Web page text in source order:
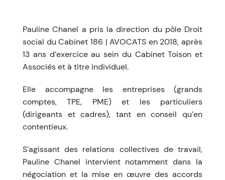
Pauline Chanel a pris la direction du pôle Droit
social du Cabinet 186 | AVOCATS en 2018, après
13 ans d’exercice au sein du Cabinet Toison et
Associés et à titre individuel.
Elle accompagne les entreprises (grands
comptes, TPE, PME) et les particuliers
(dirigeants et cadres), tant en conseil qu’en
contentieux.
S’agissant des relations collectives de travail,
Pauline Chanel intervient notamment dans la
négociation et la mise en œuvre des accords